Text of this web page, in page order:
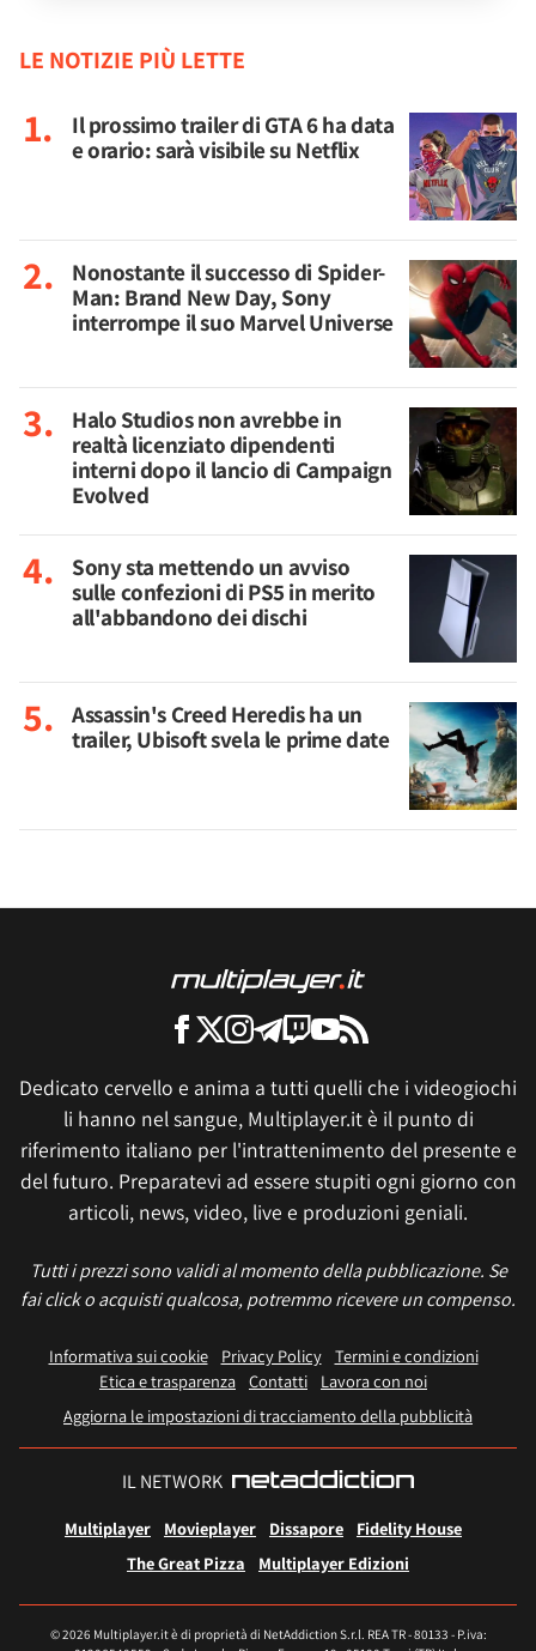
LE NOTIZIE PIÙ LETTE
Il prossimo trailer di GTA 6 ha data
e orario: sarà visibile su Netflix
Nonostante il successo di Spider-
Man: Brand New Day, Sony
interrompe il suo Marvel Universe
Halo Studios non avrebbe in
realtà licenziato dipendenti
interni dopo il lancio di Campaign
Evolved
Sony sta mettendo un avviso
sulle confezioni di PS5 in merito
all'abbandono dei dischi
Assassin's Creed Heredis ha un
trailer, Ubisoft svela le prime date
Dedicato cervello e anima a tutti quelli che i videogiochi
li hanno nel sangue, Multiplayer.it è il punto di
riferimento italiano per l'intrattenimento del presente e
del futuro. Preparatevi ad essere stupiti ogni giorno con
articoli, news, video, live e produzioni geniali.
Tutti i prezzi sono validi al momento della pubblicazione. Se
fai click o acquisti qualcosa, potremmo ricevere un compenso.
Informativa sui cookie Privacy Policy
Termini e condizioni
Etica e trasparenza Contatti
Lavora con noi
Aggiorna le impostazioni di tracciamento della pubblicità
IL NETWORK
Multiplayer Movieplayer Dissapore
Fidelity House
The Great Pizza
Multiplayer Edizioni
© 2026 Multiplayer.it è di proprietà di NetAddiction S.r.l. REA TR - 80133 - P.iva: